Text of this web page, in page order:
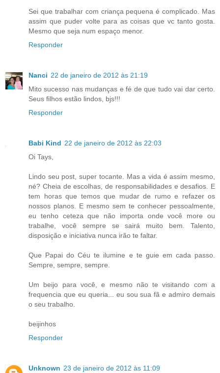
Sei que trabalhar com criança pequena é complicado. Mas
assim que puder volte para as coisas que vc tanto gosta.
Mesmo que seja num espaço menor.
Responder
Nanci 22 de janeiro de 2012 às 21:19
Mito sucesso nas mudanças e fé de que tudo vai dar certo.
Seus filhos estão lindos, bjs!!!
Responder
Babi Kind 22 de janeiro de 2012 às 22:03
Oi Tays,
Lindo seu post, super tocante. Mas a vida é assim mesmo,
né? Cheia de escolhas, de responsabilidades e desafios. E
tem horas que temos que mudar de rumo e refazer os
nossos planos. E mesmo sem te conhecer pessoalmente,
eu tenho ceteza que não importa onde você more ou
trabalhe, você sempre se sairá muito bem. Talento,
disposição e iniciativa nunca irão te faltar.
Que Papai do Céu te ilumine e te guie em cada passo.
Sempre, sempre, sempre.
Um beijo para você, e mesmo não te visitando com a
frequencia que eu queria... eu sou sua fã e admiro demais
o seu trabalho.
beijinhos
Responder
Unknown 23 de janeiro de 2012 às 11:09